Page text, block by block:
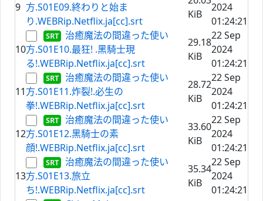
9 方.S01E09.終わりと始ま
り.WEBRip.Netflix.ja[cc].srt
KiB
2024
01:24:21
10
治癒魔法の間違った使い
方.S01E10.最狂! .⿊騎⼠現
る!.WEBRip.Netflix.ja[cc].srt
29.18
KiB
22 Sep
2024
01:24:21
11
治癒魔法の間違った使い
方.S01E11.炸裂!.必⽣の
拳!.WEBRip.Netflix.ja[cc].srt
28.72
KiB
22 Sep
2024
01:24:21
12
治癒魔法の間違った使い
方.S01E12.⿊騎⼠の素
顔!.WEBRip.Netflix.ja[cc].srt
33.60
KiB
22 Sep
2024
01:24:21
13
治癒魔法の間違った使い
方.S01E13.旅⽴
ち!.WEBRip.Netflix.ja[cc].srt
35.34
KiB
22 Sep
2024
01:24:21